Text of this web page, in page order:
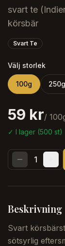
svart te
körsbär
Svart Te
Välj storlek
100g 250g
59 kr/ 100
✓ I lager (500 st)
1
Beskrivning
Svart
sötsyrlig